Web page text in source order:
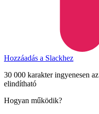
Hozzáadás a Slackhez
30 000 karakter ingyenesen
elindítható
Hogyan működik?